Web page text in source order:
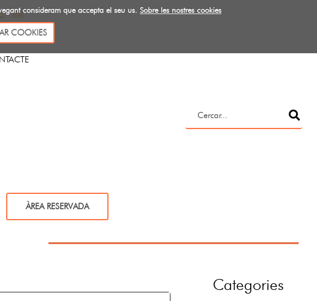
consideram que accepta el seu us. Sobre les nostres cookies
COOKIES
ÀREA RESERVADA
Categories